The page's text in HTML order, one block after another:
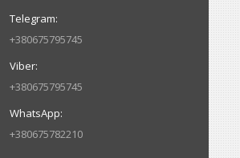
+380675795745
+380675795745
+380675782210